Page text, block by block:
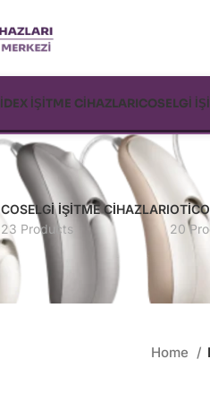
İŞİTME CİHAZLARICOSELGİ
COSELGI İŞITME CIHAZLARI
23 Products
20
Home